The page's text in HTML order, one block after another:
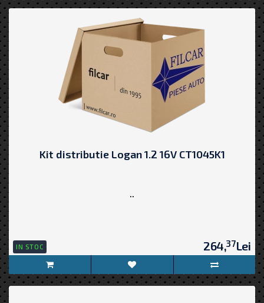
Kit distributie Logan 1.2 16V CT1045K1
..
IN STOC 264,37Lei